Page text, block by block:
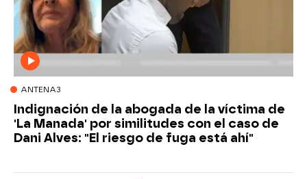
ANTENA3
Indignación de la abogada de la víctima de
'La Manada' por similitudes con el caso de
Dani Alves: "El riesgo de fuga está ahí"